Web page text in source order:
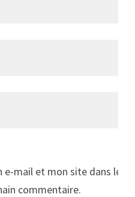
mail et mon site dans le
commentaire.